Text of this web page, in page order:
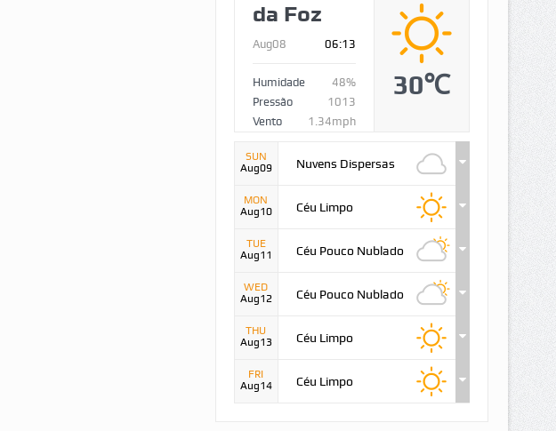
da Foz
Aug08 06:13
Humidade
48%
Pressão
1013
Vento
1.34mph
30℃
SUN
Aug09
Nuvens Dispersas
MON
Aug10
Céu Limpo
TUE
Aug11
Céu Pouco Nublado
WED
Aug12
Céu Pouco Nublado
THU
Aug13
Céu Limpo
FRI
Aug14
Céu Limpo